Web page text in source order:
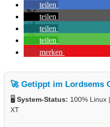
teilen
teilen
teilen
teilen
merken
🚀 Getippt im Lordsems
🖥️ System-Status: 100% Linux
XT